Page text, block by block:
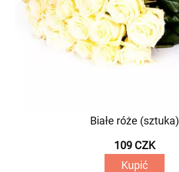
Białe róże (sztuka)
109 CZK
Kupić